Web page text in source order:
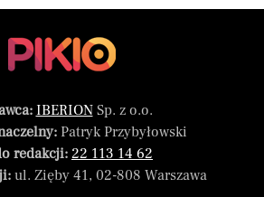
IBERIONSp. z o.o.
Patryk Przybyłowski
redakcji: 22 113 14 62
ul. Zięby 41, 02-808 Warszawa